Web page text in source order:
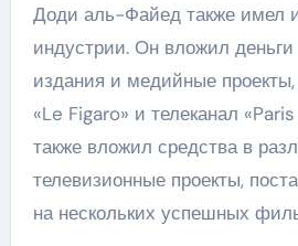
Доди аль-Файед также имел
индустрии. Он вложил
издания и медийные проекты,
«Le Figaro» и телеканал
также вложил средства в
телевизионные проекты,
на нескольких успешных